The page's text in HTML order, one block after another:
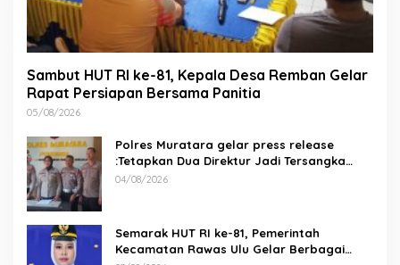
Sambut HUT RI ke-81, Kepala Desa Remban Gelar
Rapat Persiapan Bersama Panitia
05/08/2026
Polres Muratara gelar press release
:Tetapkan Dua Direktur Jadi Tersangka
Kecelakaan Maut antara Bus ALS dan
04/08/2026
Semarak HUT RI ke-81, Pemerintah
Kecamatan Rawas Ulu Gelar Berbagai